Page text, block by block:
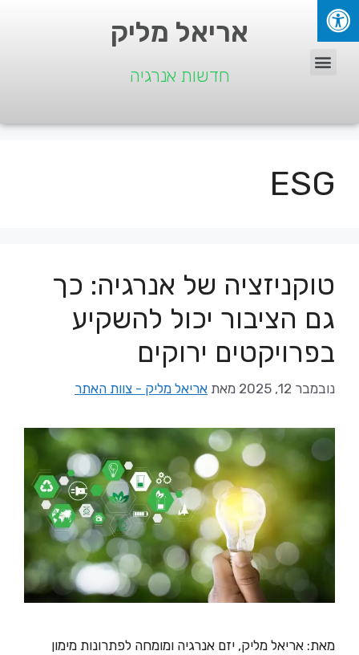
אריאל מליק
חדשות אנרגיה
ESG
טוקניזציה של אנרגיה: כך
גם הציבור יכול להשקיע
בפרויקטים ירוקים
נובמבר 12, 2025 מאת אריאל מליק - צוות האתר
מאת: אריאל מליק, יזם אנרגיה ומומחה לפתרונות מימון